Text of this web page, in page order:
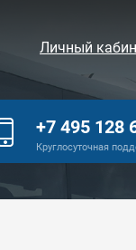
Личный
+7 495 128
Круглосуточная